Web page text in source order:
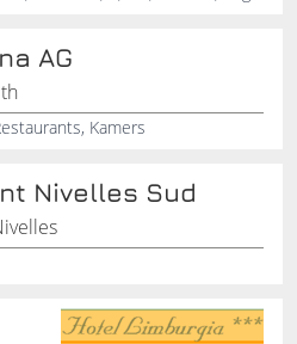
AG
Kamers
Nivelles Sud